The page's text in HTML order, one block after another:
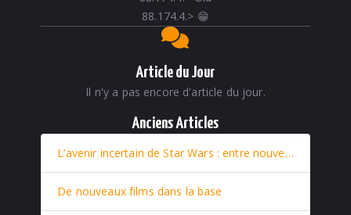
88.174.4.> 😁
Article du Jour
Il n'y a pas encore d'article du jour.
Anciens Articles
L’avenir incertain de Star Wars : entre nouveaux films et retour stratégique de Rey
De nouveaux films dans la base